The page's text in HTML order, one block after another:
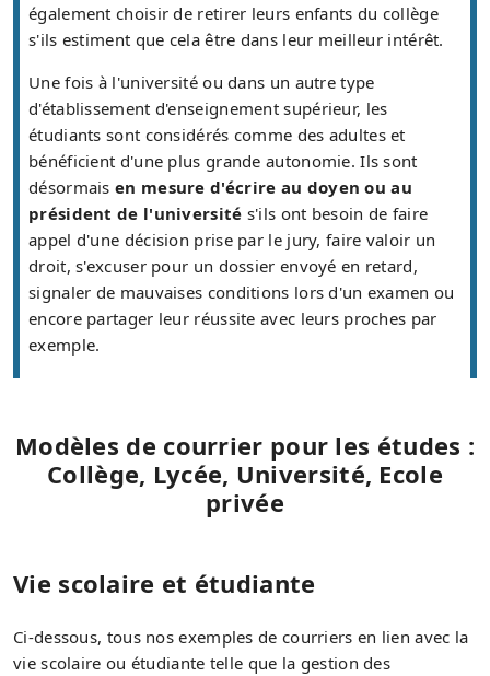
également choisir de retirer leurs enfants du collège
s'ils estiment que cela être dans leur meilleur intérêt.
Une fois à l'université ou dans un autre type
d'établissement d'enseignement supérieur, les
étudiants sont considérés comme des adultes et
bénéficient d'une plus grande autonomie. Ils sont
désormaisen mesure d'écrire au doyen ou au
président de l'université s'ils ont besoin de faire
appel d'une décision prise par le jury, faire valoir un
droit, s'excuser pour un dossier envoyé en retard,
signaler de mauvaises conditions lors d'un examen ou
encore partager leur réussite avec leurs proches par
exemple.
Modèles de courrier pour les études :
Collège, Lycée, Université, Ecole
privée
Vie scolaire et étudiante
Ci-dessous, tous nos exemples de courriers en lien avec la
vie scolaire ou étudiante telle que la gestion des